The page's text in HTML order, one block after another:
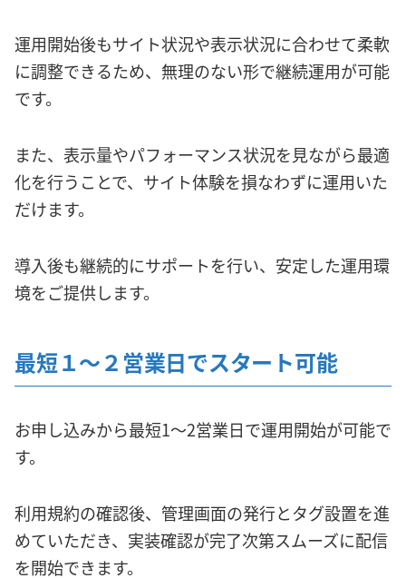
運用開始後もサイト状況や表示状況に合わせて柔軟
に調整できるため、無理のない形で継続運用が可能
です。
また、表示量やパフォーマンス状況を見ながら最適
化を行うことで、サイト体験を損なわずに運用いた
だけます。
導入後も継続的にサポートを行い、安定した運用環
境をご提供します。
最短１〜２営業日でスタート可能
お申し込みから最短1〜2営業日で運用開始が可能で
す。
利用規約の確認後、管理画面の発行とタグ設置を進
めていただき、実装確認が完了次第スムーズに配信
を開始できます。